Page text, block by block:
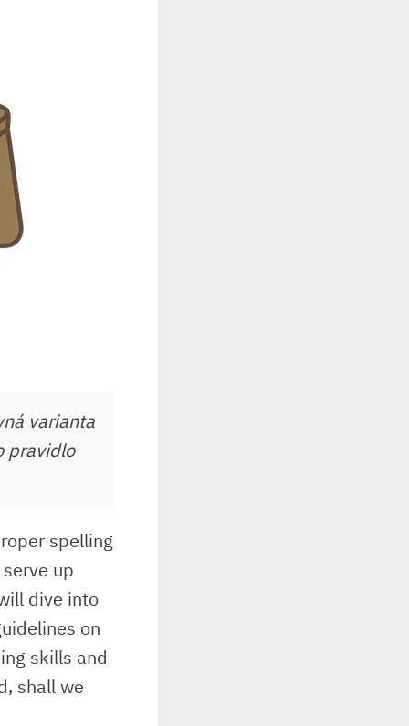
varianta
pravidlo
spelling
up
dive into
on
skills and
shall we